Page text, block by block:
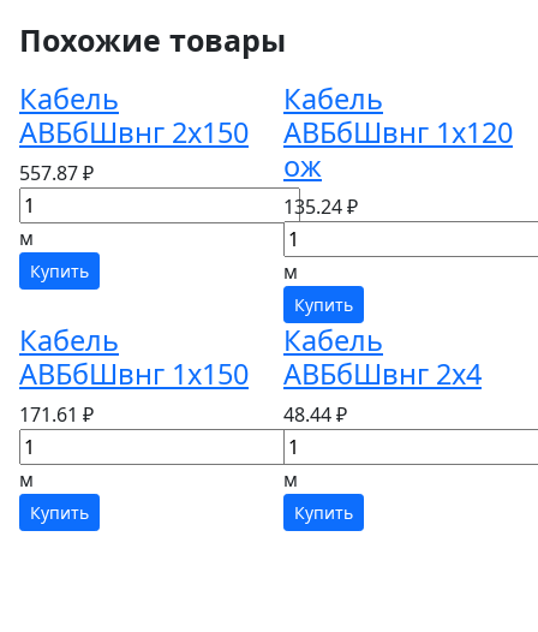
Похожие товары
Кабель
АВБбШвнг 2х150
557.87 ₽
м
Купить
Кабель
АВБбШвнг 1х120
ож
135.24 ₽
м
Купить
Кабель
АВБбШвнг 1х150
171.61 ₽
м
Купить
Кабель
АВБбШвнг 2х4
48.44 ₽
м
Купить